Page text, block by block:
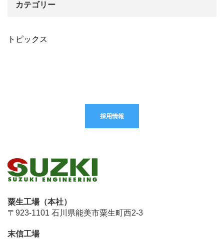
カテゴリー
トピックス
採用情報
粟生工場（本社）
〒923-1101 石川県能美市粟生町西2-3
末信工場